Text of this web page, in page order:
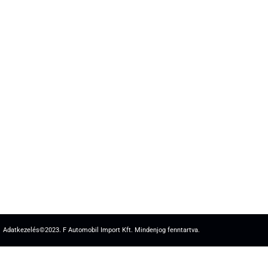
Adatkezelés©2023. F Automobil Import Kft. Mindenjog fenntartva.